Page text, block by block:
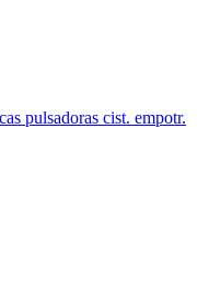
pulsadoras cist. empotr.